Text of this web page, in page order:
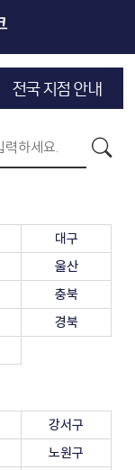
전국 지점 안내
대구
울산
충북
경북
강서구
노원구